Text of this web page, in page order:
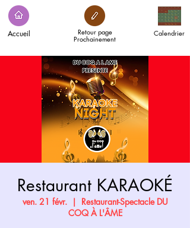
Accueil Calendrier
Retour page
Prochainement
Restaurant KARAOKÉ
ven. 21 févr.
  |
Restaurant-Spectacle DU
COQ À L'ÂME